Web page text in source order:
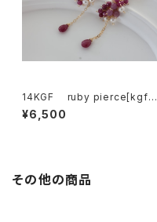
14KGF ruby pierce[kgf53
50]
¥6,500
その他の商品